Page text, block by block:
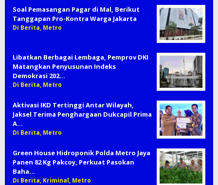
Soal Pemasangan Pagar di Mal, Berikut
Tanggapan Pro-Kontra Warga Jakarta
Di Berita, Metro
Libatkan Berbagai Lembaga, Pemprov DKI
Matangkan Penyusunan Indeks
Demokrasi 202…
Di Berita, Metro
Aktivasi IKD Tertinggi Antar Wilayah,
Jaksel Terima Penghargaan Dukcapil Prima
A…
Di Berita, Metro
Green House Hidroponik Polda Metro Jaya
Panen 82 Kg Pakcoy, Perkuat Pasokan
Baha…
Di Berita, Kriminal, Metro